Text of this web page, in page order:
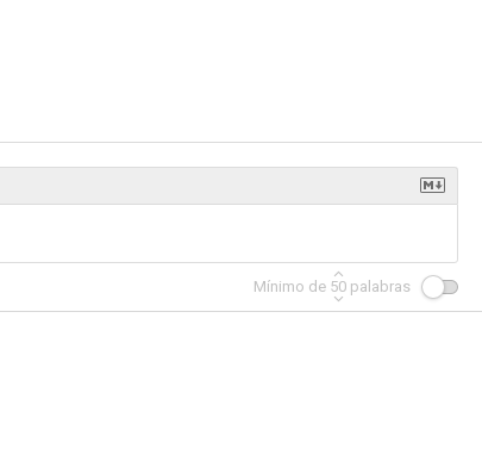
Mínimo de 50 palabras